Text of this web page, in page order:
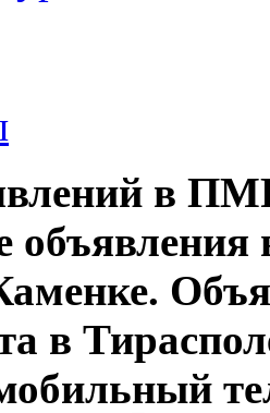
в
объявления
в